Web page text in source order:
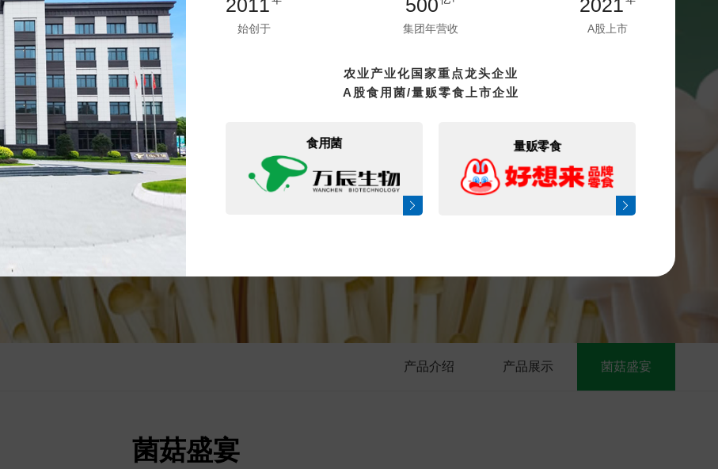
2011
始创于
500
集团年营收
2021
A股上市
农业产业化国家重点龙头企业
A股食用菌/量贩零食上市企业
食用菌 量贩零食
产品介绍 产品展示 菌菇盛宴
菌菇盛宴
立即提交